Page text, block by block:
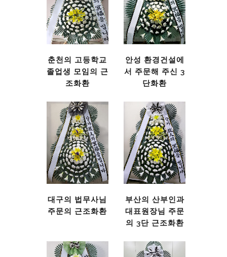
춘천의 고등학교
졸업생 모임의 근
조화환
안성 환경건설에
서 주문해 주신 3
단화환
대구의 법무사님
주문의 근조화환
부산의 산부인과
대표원장님 주문
의 3단 근조화환